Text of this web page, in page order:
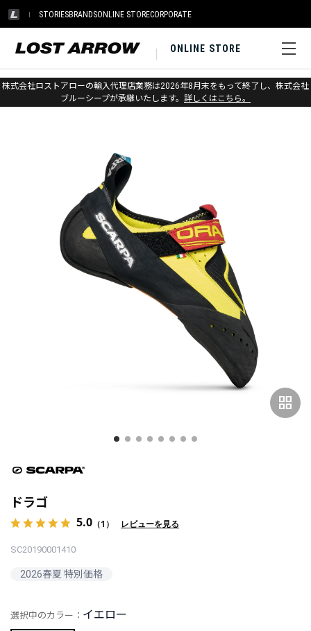
STORIESBRANDSONLINE STORECORPORATE
ONLINE STORE
株式会社ロストアローの輸入代理店業務は2026年8月末をもって終了し、株式会社
ブルーシープが承継いたします。 詳しくはこちら。
ホーム > スカルパ > クライミング
grid_view
ドラゴ
5.0 （1） レビューを見る
SC20190001410
2026春夏 特別価格
選択中のカラー： イエロー